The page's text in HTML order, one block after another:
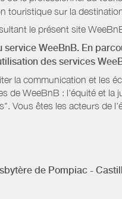
touristique sur la
le présent site
WeeBnB. En
des services
la communication et les
de WeeBnB : l'équité et
Vous êtes les acteurs de
de Pompiac -